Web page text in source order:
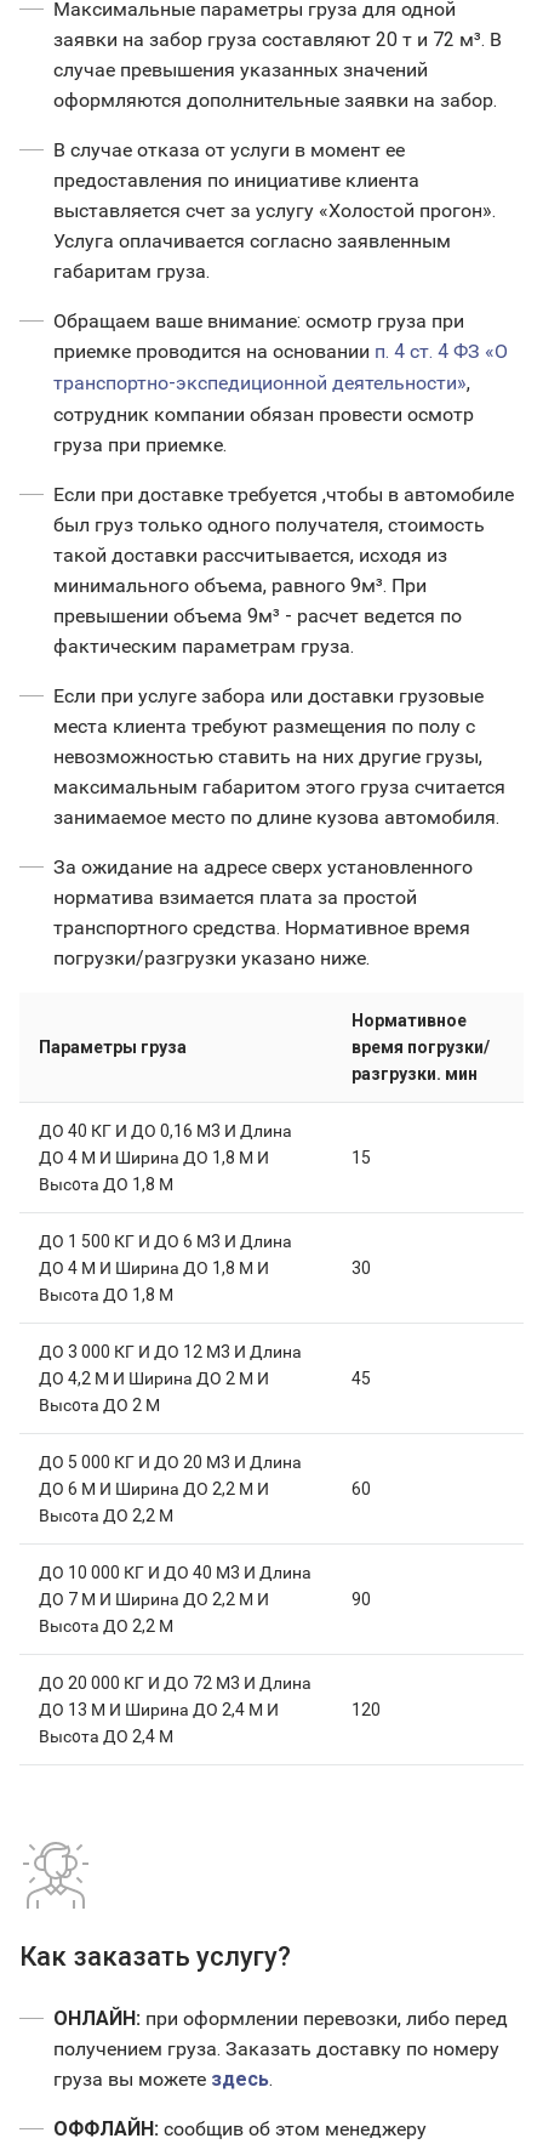
Максимальные параметры груза для одной
заявки на забор груза составляют 20 т и 72 м³. В
случае превышения указанных значений
оформляются дополнительные заявки на забор.
В случае отказа от услуги в момент ее
предоставления по инициативе клиента
выставляется счет за услугу «Холостой прогон».
Услуга оплачивается согласно заявленным
габаритам груза.
Обращаем ваше внимание: осмотр груза при
приемке проводится на основании п. 4 ст. 4 ФЗ «О
транспортно-экспедиционной деятельности»,
сотрудник компании обязан провести осмотр
груза при приемке.
Если при доставке требуется ,чтобы в автомобиле
был груз только одного получателя, стоимость
такой доставки рассчитывается, исходя из
минимального объема, равного 9м³. При
превышении объема 9м³ - расчет ведется по
фактическим параметрам груза.
Если при услуге забора или доставки грузовые
места клиента требуют размещения по полу с
невозможностью ставить на них другие грузы,
максимальным габаритом этого груза считается
занимаемое место по длине кузова автомобиля.
За ожидание на адресе сверх установленного
норматива взимается плата за простой
транспортного средства. Нормативное время
погрузки/разгрузки указано ниже.
Параметры груза
Нормативное
время погрузки/
разгрузки. мин
ДО 40 КГ И ДО 0,16 М3 И Длина
ДО 4 М И Ширина ДО 1,8 М И
Высoта ДО 1,8 М
15
ДО 1 500 КГ И ДО 6 М3 И Длина
ДО 4 М И Ширина ДО 1,8 М И
Высoта ДО 1,8 М
30
ДО 3 000 КГ И ДО 12 М3 И Длина
ДО 4,2 М И Ширина ДО 2 М И
Высoта ДО 2 М
45
ДО 5 000 КГ И ДО 20 М3 И Длина
ДО 6 М И Ширина ДО 2,2 М И
Высoта ДО 2,2 М
60
ДО 10 000 КГ И ДО 40 М3 И Длина
ДО 7 М И Ширина ДО 2,2 М И
Высoта ДО 2,2 М
90
ДО 20 000 КГ И ДО 72 М3 И Длина
ДО 13 М И Ширина ДО 2,4 М И
Высoта ДО 2,4 М
120
Как заказать услугу?
ОНЛАЙН: при оформлении перевозки, либо перед
получением груза. Заказать доставку по номеру
груза вы можете здесь.
ОФФЛАЙН: сообщив об этом менеджеру